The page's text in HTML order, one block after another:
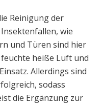
Reinigung der
wie
und Türen sind hier
heiße Luft und
Allerdings sind
sodass
die Ergänzung zur